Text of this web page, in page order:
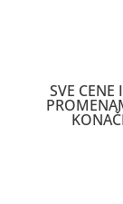
SVE